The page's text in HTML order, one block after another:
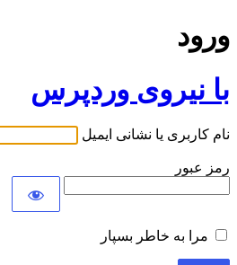
ورود
با نیروی وردپرس
نام کاربری یا نشانی ایمیل
رمز عبور
مرا به خاطر بسپار